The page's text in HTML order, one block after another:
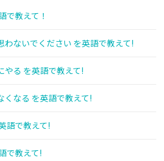
で教えて！
わないでください を英語で教えて!
やる を英語で教えて!
くなる を英語で教えて!
語で教えて!
で教えて!